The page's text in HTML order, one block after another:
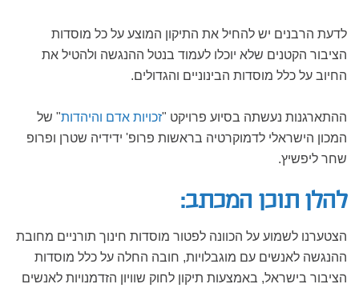
לדעת הרבנים יש להחיל את התיקון המוצע על כל מוסדות
הציבור הקטנים שלא יוכלו לעמוד בנטל ההנגשה ולהטיל את
החיוב על כלל מוסדות הבינוניים והגדולים.
ההתארגנות נעשתה בסיוע פרויקט "זכויות אדם והיהדות" של
המכון הישראלי לדמוקרטיה בראשות פרופ' ידידיה שטרן ופרופ
שחר ליפשיץ.
להלן תוכן המכתב:
הצטערנו לשמוע על הכוונה לפטור מוסדות חינוך תורניים מחובת
ההנגשה לאנשים עם מוגבלויות, חובה החלה על כלל מוסדות
הציבור בישראל, באמצעות תיקון לחוק שוויון הזדמנויות לאנשים